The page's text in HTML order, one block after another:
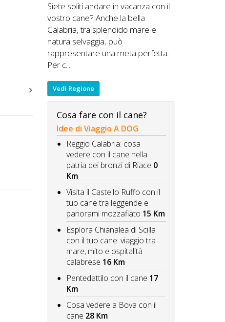
Siete soliti andare in vacanza con il
vostro cane? Anche la bella
Calabria, tra splendido mare e
natura selvaggia, può
rappresentare una meta perfetta.
Per c...
Vedi Regione
Cosa fare con il cane?
Idee di Viaggio A DOG
Reggio Calabria: cosa
vedere con il cane nella
patria dei bronzi di Riace 0
Km
Visita il Castello Ruffo con il
tuo cane tra leggende e
panorami mozzafiato 15 Km
Esplora Chianalea di Scilla
con il tuo cane: viaggio tra
mare, mito e ospitalità
calabrese 16 Km
Pentedattilo con il cane 17
Km
Cosa vedere a Bova con il
cane 28 Km